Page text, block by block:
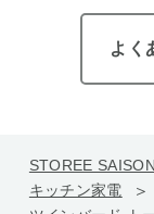
よく
STOREE
キッチン家電